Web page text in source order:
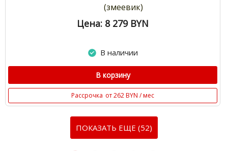
(змеевик)
Цена: 8 279 BYN
В наличии
В корзину
Рассрочка от 262 BYN / мес
ПОКАЗАТЬ ЕЩЕ (52)